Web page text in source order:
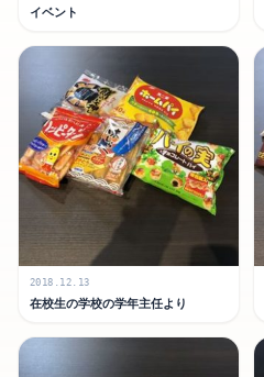
イベント
2018.12.13
在校生の学校の学年主任より